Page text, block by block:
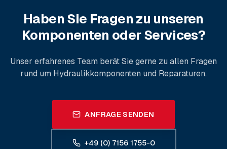
Haben Sie Fragen zu unseren
Komponenten oder Services?
Unser erfahrenes Team berät Sie gerne zu allen Fragen
rund um Hydraulikkomponenten und Reparaturen.
ANFRAGE SENDEN
+49 (0) 7156 1755-0